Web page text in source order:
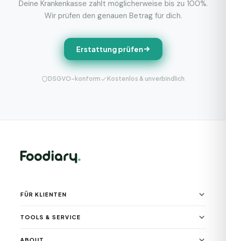
Deine Krankenkasse zahlt möglicherweise bis zu 100%.
Wir prüfen den genauen Betrag für dich.
Erstattung prüfen
DSGVO-konform Kostenlos & unverbindlich
FÜR KLIENTEN
TOOLS & SERVICE